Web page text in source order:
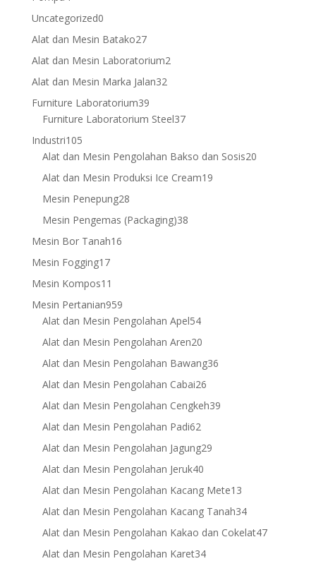
products
Uncategorized00
products
Alat dan Mesin Batako2727
products
Alat dan Mesin Laboratorium22
Alat dan Mesin Marka Jalan3232
Furniture Laboratorium3939
products
Furniture Laboratorium Steel3737
Industri105105
products
Alat dan Mesin Pengolahan Bakso dan Sosis2020
Alat dan Mesin Produksi Ice Cream1919
Mesin Penepung2828
products
Mesin Pengemas (Packaging)3838
Mesin Bor Tanah1616
Mesin Fogging1717
products
Mesin Kompos11
products
Mesin Pertanian959959
products
Alat dan Mesin Pengolahan Apel5454
products
Alat dan Mesin Pengolahan Aren2020
products
Alat dan Mesin Pengolahan Bawang3636
Alat dan Mesin Pengolahan Cabai2626
products
Alat dan Mesin Pengolahan Cengkeh3939
Alat dan Mesin Pengolahan Padi6262
products
Alat dan Mesin Pengolahan Jagung2929
Alat dan Mesin Pengolahan Jeruk4040
products
Alat dan Mesin Pengolahan Kacang Mete1313
products
Alat dan Mesin Pengolahan Kacang Tanah3434
products
Alat dan Mesin Pengolahan Kakao dan Cokelat4747
Alat dan Mesin Pengolahan Karet3434